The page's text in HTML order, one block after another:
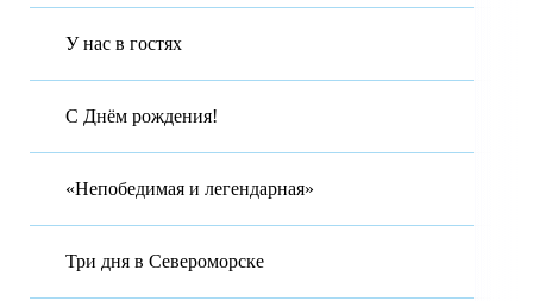
У нас в гостях
С Днём рождения!
«Непобедимая и легендарная»
Три дня в Североморске